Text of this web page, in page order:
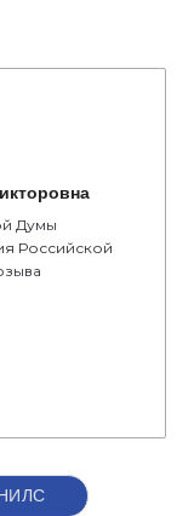
Думы
Российской